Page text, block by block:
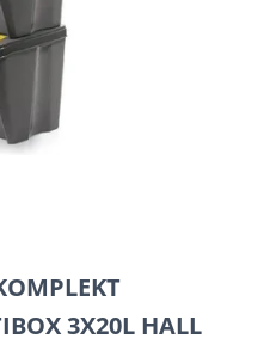
3X20L HALL